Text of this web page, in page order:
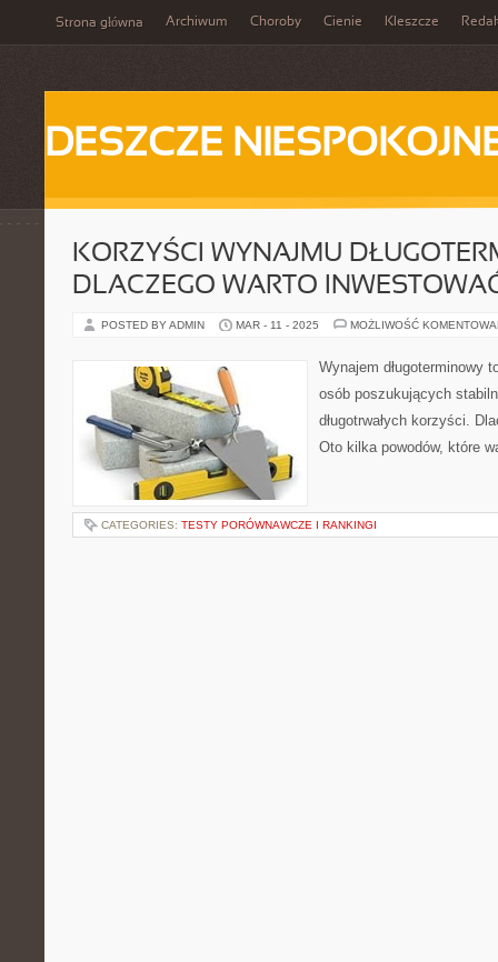
Strona główna Archiwum Choroby Cienie Kleszcze
DESZCZE
KORZYŚCI WYNAJMU
DLACZEGO WARTO
POSTED BY ADMIN MAR - 11 - 2025 MOŻLIWOŚĆ
Wynajem długoterminowy
osób poszukujących
długotrwałych korzyści.
Oto kilka powodów, które
CATEGORIES: TESTY PORÓWNAWCZE I RANKINGI